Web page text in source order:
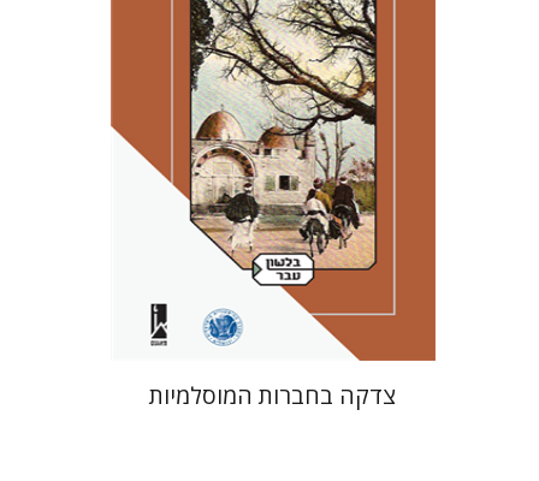
הנחת אתר ספר מודפס
$46
$41
צדקה בחברות המוסלמיות